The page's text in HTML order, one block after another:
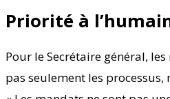
Priorité à
Pour le Secrétaire général,
pas seulement les processus,